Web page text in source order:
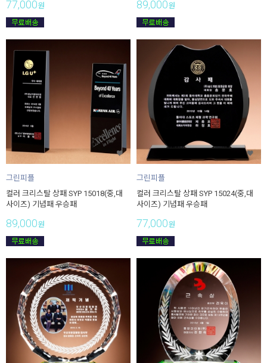
77,000원 89,000원
그린피플
컬러 크리스탈 상패 SYP 15018(중,대
사이즈) 기념패 우승패
89,000원
그린피플
컬러 크리스탈 상패 SYP 15024(중,대
사이즈) 기념패 우승패
77,000원